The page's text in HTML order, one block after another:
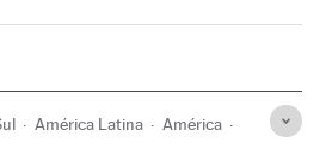
en Twitter
Brasil en Instagram
El País Brasil en Facebook
América Latina América